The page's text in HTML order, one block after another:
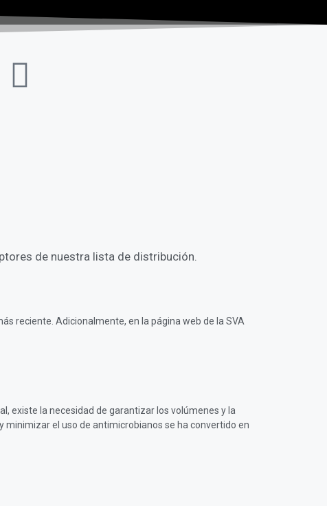
de nuestra lista de distribución.
reciente. Adicionalmente, en la página web de la SVA
existe la necesidad de garantizar los volúmenes y la
minimizar el uso de antimicrobianos se ha convertido en